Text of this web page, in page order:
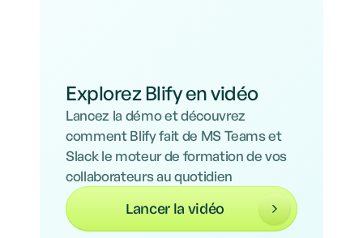
Explorez Blify en vidéo
Lancez la démo et découvrez
comment Blify fait de MS Teams et
Slack le moteur de formation de vos
collaborateurs au quotidien
Lancer la vidéo